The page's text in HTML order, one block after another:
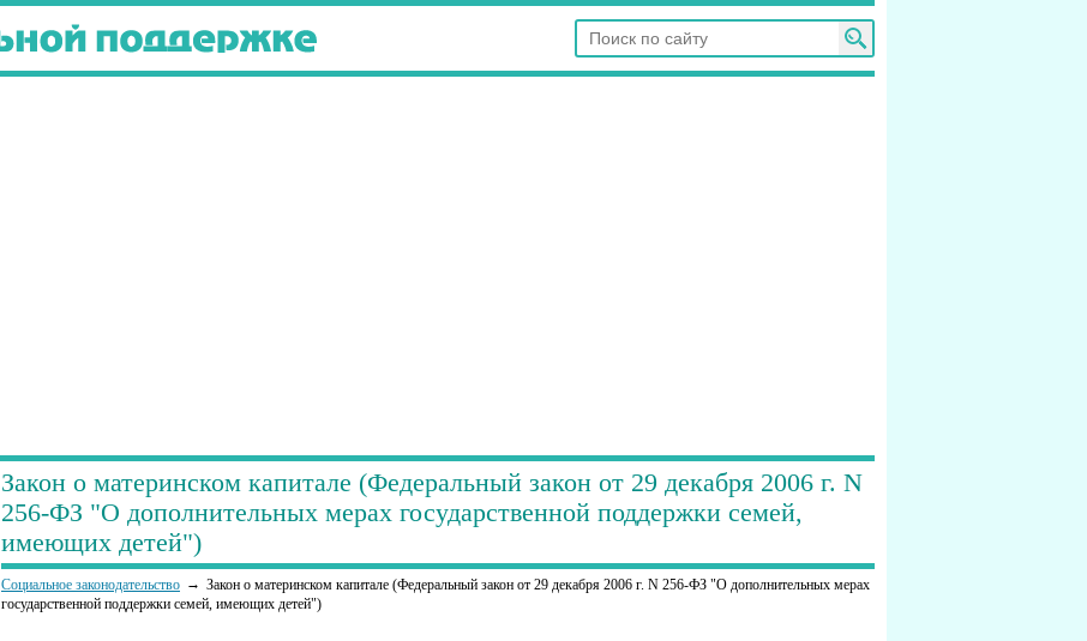
Закон о материнском капитале (Федеральный закон от 29 декабря 2006 г. N
256-ФЗ "О дополнительных мерах государственной поддержки семей,
имеющих детей")
Социальное законодательство
Закон о материнском капитале (Федеральный закон от 29 декабря 2006 г. N 256-ФЗ "О дополнительных мерах
государственной поддержки семей, имеющих детей")